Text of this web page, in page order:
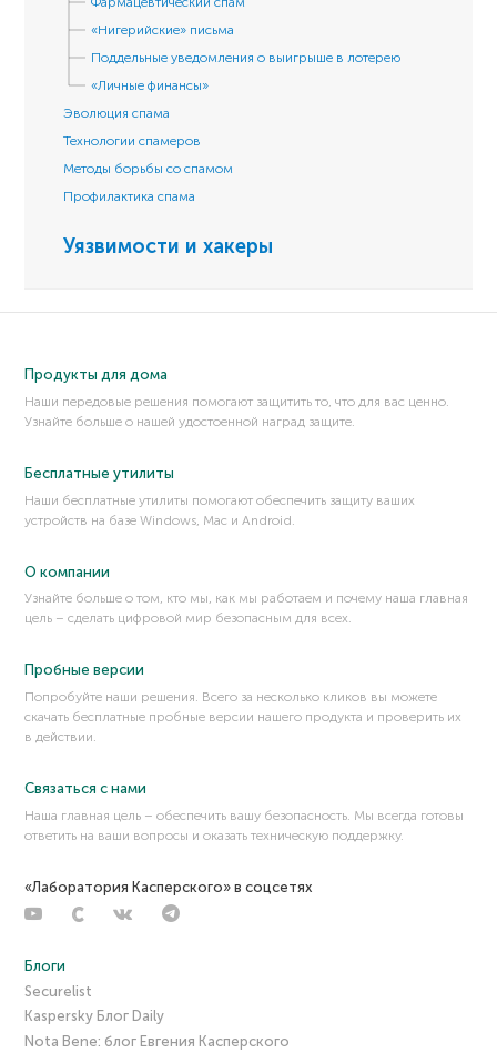
«Нигерийские» письма
Поддельные уведомления о выигрыше в лотерею
«Личные финансы»
Эволюция спама
Технологии спамеров
Методы борьбы со спамом
Профилактика спама
Уязвимости и хакеры
Продукты для дома
Наши передовые решения помогают защитить то, что для вас ценно.
Узнайте больше о нашей удостоенной наград защите.
Бесплатные утилиты
Наши бесплатные утилиты помогают обеспечить защиту ваших
устройств на базе Windows, Mac и Android.
О компании
Узнайте больше о том, кто мы, как мы работаем и почему наша главная
цель – сделать цифровой мир безопасным для всех.
Пробные версии
Попробуйте наши решения. Всего за несколько кликов вы можете
скачать бесплатные пробные версии нашего продукта и проверить их
в действии.
Связаться с нами
Наша главная цель – обеспечить вашу безопасность. Мы всегда готовы
ответить на ваши вопросы и оказать техническую поддержку.
«Лаборатория Касперского» в соцсетях
Блоги
Securelist
Kaspersky Блог Daily
Nota Bene: блог Евгения Касперского